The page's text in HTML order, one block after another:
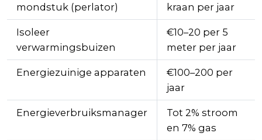
mondstuk (perlator)
kraan per jaar
Isoleer
verwarmingsbuizen
€10–20 per 5
meter per jaar
Energiezuinige apparaten
€100–200 per
jaar
Energieverbruiksmanager
Tot 2% stroom
en 7% gas